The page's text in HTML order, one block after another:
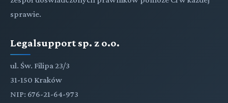
sprawie.
Legalsupport sp. z o.o.
ul. Św. Filipa 23/3
31-150 Kraków
NIP: 676-21-64-973